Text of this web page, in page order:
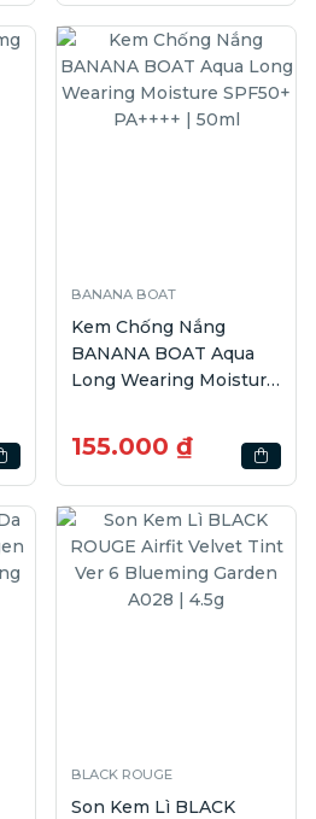
BANANA BOAT
Kem Chống Nắng
BANANA BOAT Aqua
Long Wearing Moisture
155.000 ₫
BLACK ROUGE
Son Kem Lì BLACK